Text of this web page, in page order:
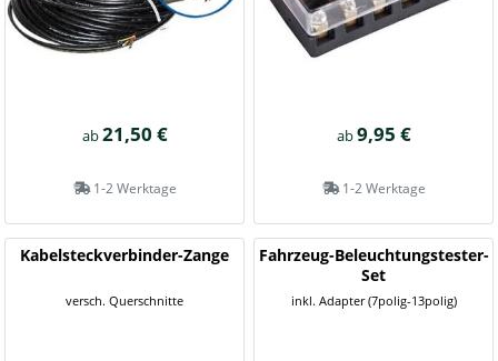
ab21,50 €
1-2 Werktage
ab9,95 €
1-2 Werktage
Kabelsteckverbinder-Zange
versch. Querschnitte
Fahrzeug-Beleuchtungstester-
Set
inkl. Adapter (7polig-13polig)